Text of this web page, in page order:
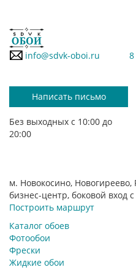
info@sdvk-oboi.ru
8
Написать письмо
Без выходных с 10:00 до
20:00
м. Новокосино,
бизнес-центр, боковой вход
Построить маршрут
Каталог обоев
Фотообои
Фрески
Жидкие обои